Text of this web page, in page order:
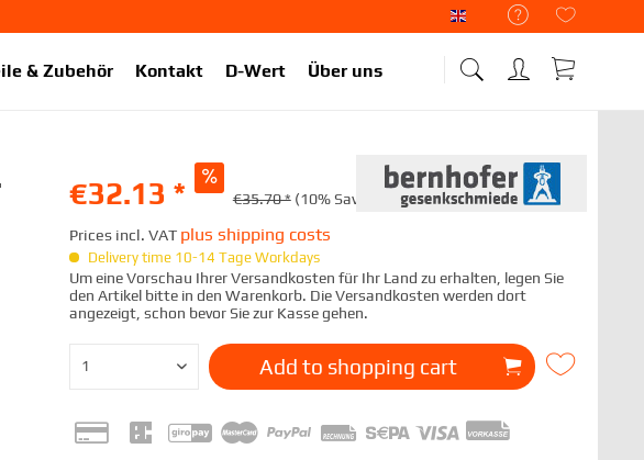
Liekup Englisch
& Zubehör Kontakt D-Wert Über uns
€32.13 * €35.70 * (10% Saved)
Prices incl. VAT plus shipping costs
Delivery time 10-14 Tage Workdays
Um eine Vorschau Ihrer Versandkosten für Ihr Land zu erhalten, legen Sie
den Artikel bitte in den Warenkorb. Die Versandkosten werden dort
angezeigt, schon bevor Sie zur Kasse gehen.
Add to shopping cart